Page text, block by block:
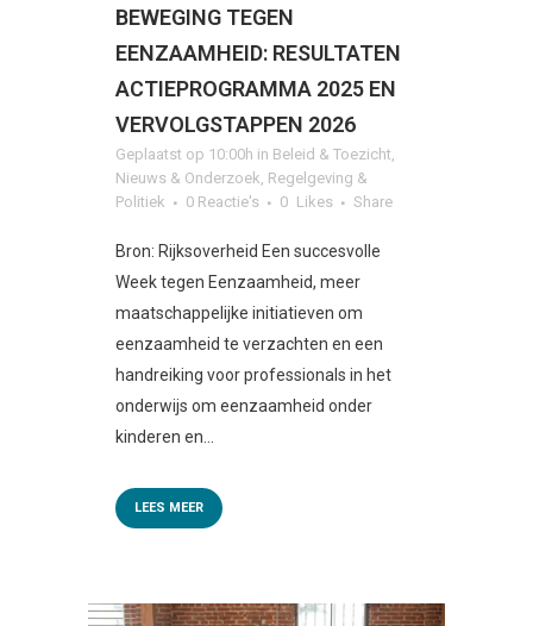
BEWEGING TEGEN
EENZAAMHEID: RESULTATEN
ACTIEPROGRAMMA 2025 EN
VERVOLGSTAPPEN 2026
Geplaatst op 10:00h in Beleid & Toezicht,
Nieuws & Onderzoek, Regelgeving &
Politiek
0 Reactie's 0 Likes Share
Bron: Rijksoverheid Een succesvolle
Week tegen Eenzaamheid, meer
maatschappelijke initiatieven om
eenzaamheid te verzachten en een
handreiking voor professionals in het
onderwijs om eenzaamheid onder
kinderen en...
LEES MEER